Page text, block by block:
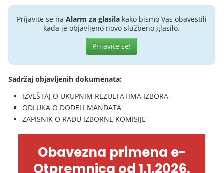
Prijavite se na Alarm za glasilakako bismo Vas obavestili
kada je objavljeno novo službeno glasilo.
Prijavite se!
Sadržaj objavljenih dokumenata:
IZVEŠTAJ O UKUPNIM REZULTATIMA IZBORA
ODLUKA O DODELI MANDATA
ZAPISNIK O RADU IZBORNE KOMISIJE
Obavezna primena e-
Otpremnica od 1.1.2026.